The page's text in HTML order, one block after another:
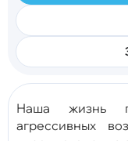
Наша жизнь
агрессивных